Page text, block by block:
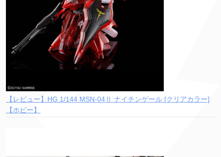
【レビュー】HG 1/144 MSN-04Ⅱ ナイチンゲール [クリアカラー]
【ホビー】